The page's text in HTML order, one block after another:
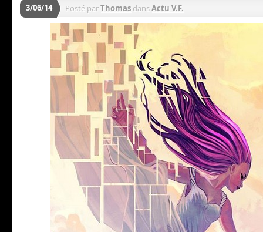
3/06/14 Posté parThomas dansActu V.F.